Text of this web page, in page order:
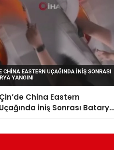
Çin’de China Eastern
Uçağında İniş Sonrası